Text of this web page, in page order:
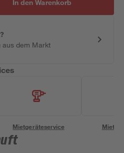
In den Warenkorb
aus dem Markt
Mietgeräteservice